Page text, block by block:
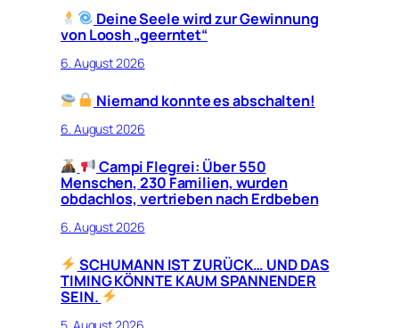
Deine Seele wird zur Gewinnung
von Loosh „geerntet“
6. August 2026
Niemand konnte es abschalten!
6. August 2026
Campi Flegrei: Über 550
Menschen, 230 Familien, wurden
obdachlos, vertrieben nach Erdbeben
6. August 2026
SCHUMANN IST ZURÜCK… UND DAS
TIMING KÖNNTE KAUM SPANNENDER
SEIN.